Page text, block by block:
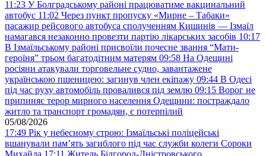
11:23 У Болградському районі працюватиме вакцинальний
автобус 11:02 Через пункт пропуску «Мирне – Табаки»
пасажир рейсового автобуса сполученням Кишинів — Ізмаїл
намагався незаконно провезти партію лікарських засобів 10:17
В Ізмаїльському районі присвоїли почесне звання “Мати-
героїня” трьом багатодітним матерям 09:58 На Одещині
росіяни атакували торговельне судно, завантажене
українською пшеницею: загинув член екіпажу 09:44 В Одесі
під час руху автомобіль провалився під землю 09:15 Ворог не
припиняє терор мирного населення Одещини: постраждало
житло та транспорт громадян, є потерпілий
05/08/2026
17:49 Рік у небесному строю: Ізмаїльські поліцейські
вшанували пам’ять загиблого під час служби колеги Сороки
Михайла 17:11 Житель Білгород-Дністровського